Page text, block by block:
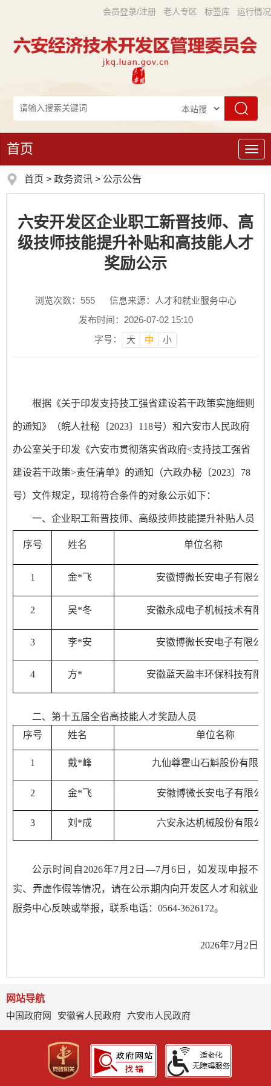
会员登录/注册 老人专区 标签库 运行情况
导
航
首页
首页 > 政务资讯 > 公示公告
六安开发区企业职工新晋技师、高
级技师技能提升补贴和高技能人才
奖励公示
浏览次数： 555
信息来源：人才和就业服务中心
发布时间：2026-07-02 15:10
字号：
大 中 小
根据《关于印发支持技工强省建设若干政策实施细则
的通知》（皖人社秘〔2023〕118号）和六安市人民政府
办公室关于印发《六安市贯彻落实省政府<支持技工强省
建设若干政策>责任清单》的通知（六政办秘〔2023〕78
号）文件规定，现将符合条件的对象公示如下：
一、企业职工新晋技师、高级技师技能提升补贴人员
序号 姓名 单位名称
1 金*飞 安徽博微长安电子有限公
2 吴*冬 安徽永成电子机械技术有限
3 李*安 安徽博微长安电子有限公
4 方* 安徽蓝天盈丰环保科技有限
二、第十五届全省高技能人才奖励人员
序号
姓名 单位名称
1 戴*峰 九仙尊霍山石斛股份有限公
2 金*飞 安徽博微长安电子有限公
3 刘*成 六安永达机械股份有限公
公示时间自2026年7月2日—7月6日，如发现申报不
实、弄虚作假等情况，请在公示期内向开发区人才和就业
服务中心反映或举报，联系电话：0564-3626172。
2026年7月2日
网站导航
中国政府网
安徽省人民政府 六安市人民政府